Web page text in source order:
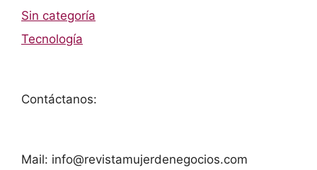
Sin categoría
Tecnología
Contáctanos:
Mail: info@revistamujerdenegocios.com